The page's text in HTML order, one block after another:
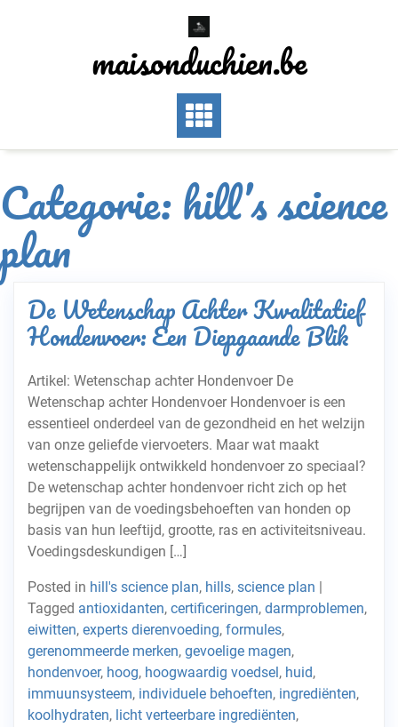
maisonduchien.be
Categorie:hill’s science
plan
De Wetenschap Achter Kwalitatief
Hondenvoer: Een Diepgaande Blik
Artikel: Wetenschap achter Hondenvoer De
Wetenschap achter Hondenvoer Hondenvoer is een
essentieel onderdeel van de gezondheid en het welzijn
van onze geliefde viervoeters. Maar wat maakt
wetenschappelijk ontwikkeld hondenvoer zo speciaal?
De wetenschap achter hondenvoer richt zich op het
begrijpen van de voedingsbehoeften van honden op
basis van hun leeftijd, grootte, ras en activiteitsniveau.
Voedingsdeskundigen […]
Posted in hill's science plan, hills, science plan |
Tagged antioxidanten, certificeringen, darmproblemen,
eiwitten, experts dierenvoeding, formules,
gerenommeerde merken, gevoelige magen,
hondenvoer, hoog, hoogwaardig voedsel, huid,
immuunsysteem, individuele behoeften, ingrediënten,
koolhydraten, licht verteerbare ingrediënten,